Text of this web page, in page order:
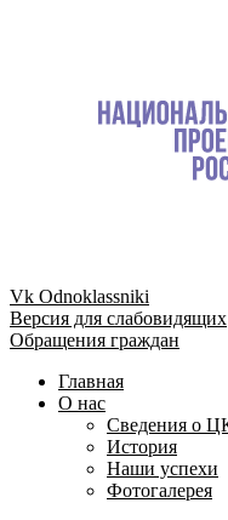
Vk Odnoklassniki
Версия для слабовидящих
Обращения граждан
Главная
О нас
Сведения о
История
Наши успехи
Фотогалерея